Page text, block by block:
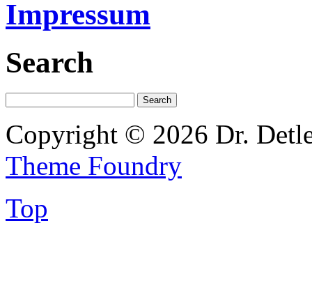
Impressum
Search
Copyright © 2026 Dr.
Theme Foundry
Top